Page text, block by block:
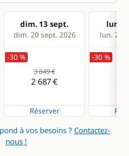
dim. 13 sept.
dim. 20 sept. 2026
lun.
lun. 21
-30 %
3 849 €
2 687 €
Réserver
-30 %
2
à vos besoins ? Contactez-
nous !